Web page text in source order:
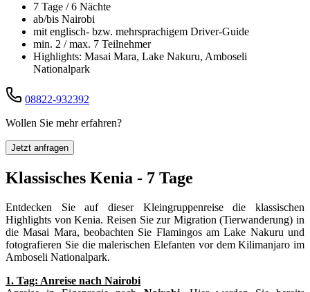
7 Tage / 6 Nächte
ab/bis Nairobi
mit englisch- bzw. mehrsprachigem Driver-Guide
min. 2 / max. 7 Teilnehmer
Highlights: Masai Mara, Lake Nakuru, Amboseli
Nationalpark
08822-932392
Wollen Sie mehr erfahren?
Jetzt anfragen
Klassisches Kenia - 7 Tage
Entdecken Sie auf dieser Kleingruppenreise die klassischen
Highlights von Kenia. Reisen Sie zur Migration (Tierwanderung) in
die Masai Mara, beobachten Sie Flamingos am Lake Nakuru und
fotografieren Sie die malerischen Elefanten vor dem Kilimanjaro im
Amboseli Nationalpark.
1. Tag: Anreise nach Nairobi